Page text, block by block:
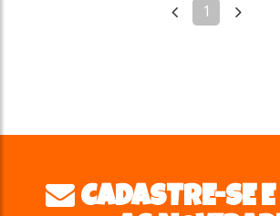
1
CADASTRE-SE E